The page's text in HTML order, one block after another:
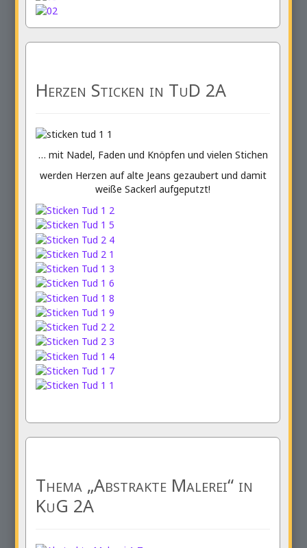
Herzen Sticken in TuD 2A
… mit Nadel, Faden und Knöpfen und vielen Stichen
werden Herzen auf alte Jeans gezaubert und damit
weiße Sackerl aufgeputzt!
Thema „Abstrakte Malerei“ in
KuG 2A